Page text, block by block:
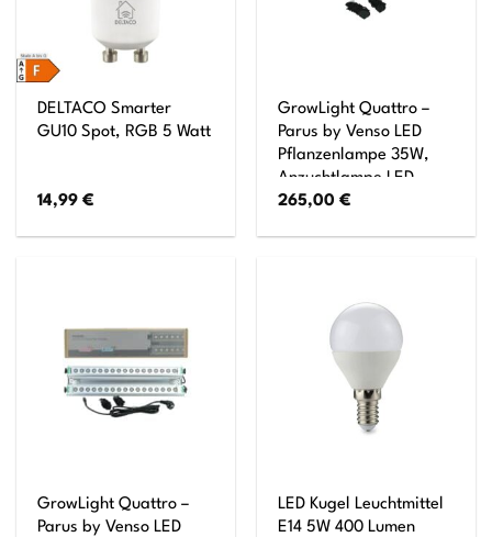
DELTACO Smarter
GU10 Spot, RGB 5 Watt
14,99€
GrowLight Quattro –
Parus by Venso LED
Pflanzenlampe 35W,
Anzuchtlampe LED
Pflanzenlampe
Anzucht, Pflanzenlicht
265,00€
GrowLight Quattro –
Parus by Venso LED
LED Kugel Leuchtmittel
E14 5W 400 Lumen